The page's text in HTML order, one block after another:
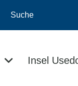
Suche
Insel